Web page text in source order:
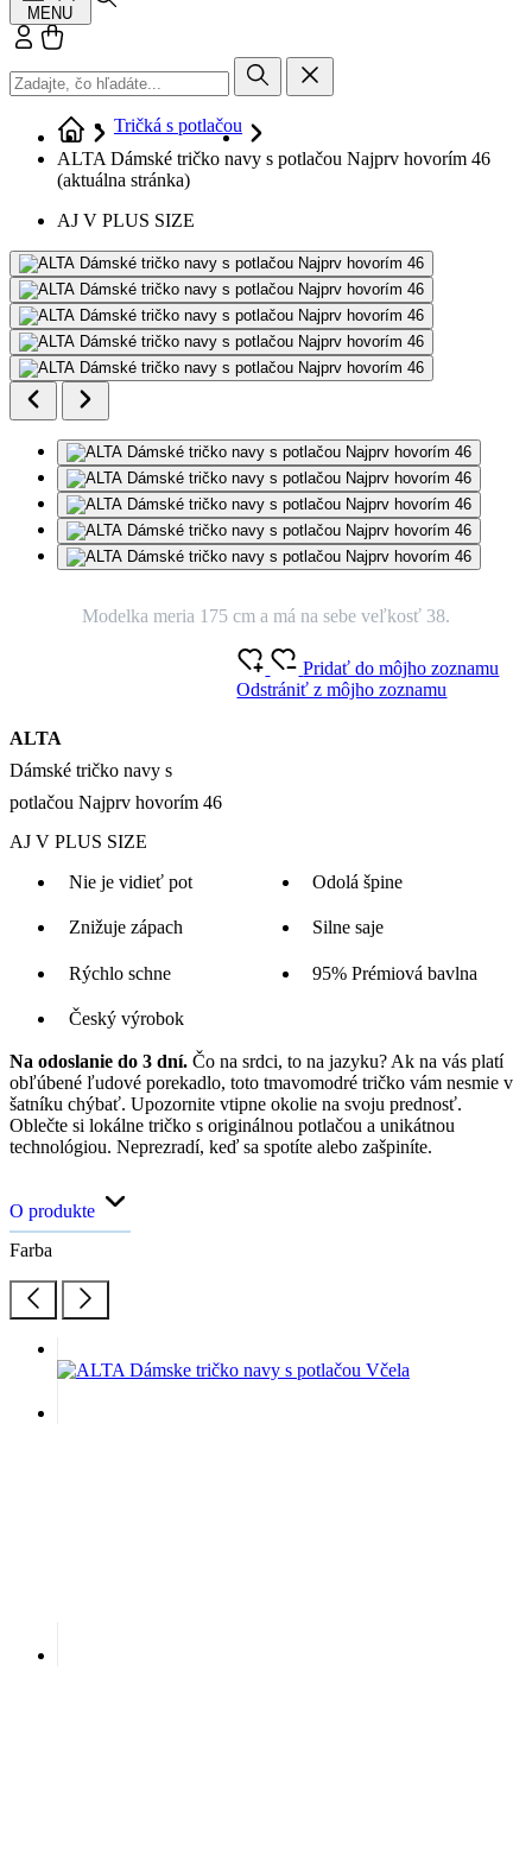
MENU
Prihlásiť sa
Tričká s potlačou
ALTA Dámské tričko navy s potlačou Najprv hovorím 46
(aktuálna stránka)
AJ V PLUS SIZE
Modelka meria 175 cm a má na sebe veľkosť 38.
ALTA
Dámské tričko navy s
potlačou Najprv hovorím 46
Pridať do môjho zoznamu
Odstrániť z môjho zoznamu
AJ V PLUS SIZE
Nie je vidieť pot
Odolá špine
Znižuje zápach Silne saje
Rýchlo schne 95% Prémiová bavlna
Český výrobok
Na odoslanie do 3 dní. Čo na srdci, to na jazyku? Ak na vás platí
obľúbené ľudové porekadlo, toto tmavomodré tričko vám nesmie v
šatníku chýbať. Upozornite vtipne okolie na svoju prednosť.
Oblečte si lokálne tričko s originálnou potlačou a unikátnou
technológiou. Neprezradí, keď sa spotíte alebo zašpiníte.
O produkte
Farba